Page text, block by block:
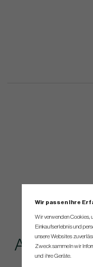
Andere
Wir passen Ihre
Wir verwenden Cookies,
Einkaufserlebnis und
unsere Websites
Zweck sammeln wir
und ihre Geräte.